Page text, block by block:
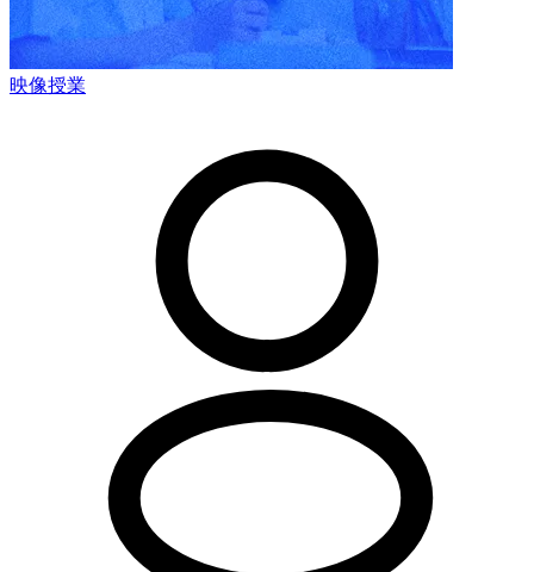
映像授業